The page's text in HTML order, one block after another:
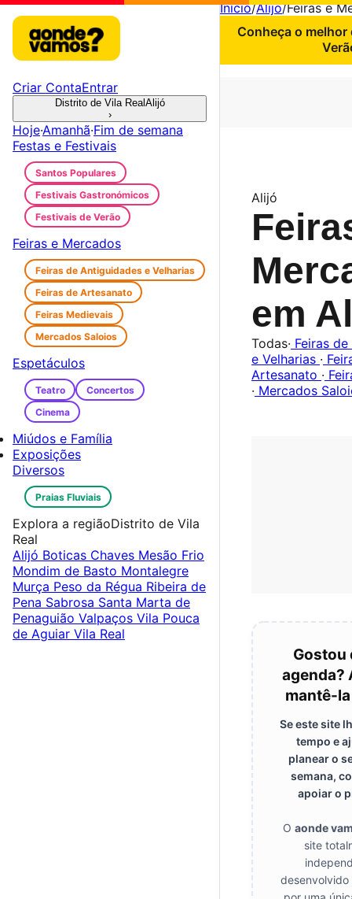
Início/Alijó/Feiras e
Conheça o melhor
Alijó
em
Todas· Feiras
e Velharias ·
Artesanato ·
· Mercados
Gostou
agenda?
mantê-
Se este site
tempo e
planear o
semana,
apoiar o
O aonde
site
desenvolvido
Criar ContaEntrar
Distrito de Vila RealAlijó
›
Hoje·Amanhã·Fim de semana
Festas e Festivais
Santos Populares
Festivais Gastronómicos
Festivais de Verão
Feiras e Mercados
Feiras de Antiguidades e Velharias
Feiras de Artesanato
Feiras Medievais
Mercados Saloios
Espetáculos
Teatro
Concertos
Cinema
Miúdos e Família
Exposições
Diversos
Praias Fluviais
Explora a regiãoDistrito de Vila
Real
Alijó Boticas Chaves Mesão Frio
Mondim de Basto Montalegre
Murça Peso da Régua Ribeira de
Pena Sabrosa Santa Marta de
Penaguião Valpaços Vila Pouca
de Aguiar Vila Real